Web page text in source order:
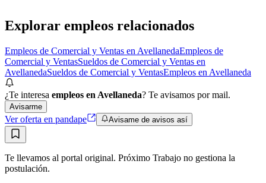
Explorar empleos relacionados
Empleos de Comercial y Ventas en AvellanedaEmpleos de
Comercial y VentasSueldos de Comercial y Ventas en
AvellanedaSueldos de Comercial y VentasEmpleos en Avellaneda
¿Te interesa empleos en Avellaneda? Te avisamos por mail.
Avisarme
Ver oferta en pandape Avisame de avisos así
Te llevamos al portal original. Próximo Trabajo no gestiona la
postulación.